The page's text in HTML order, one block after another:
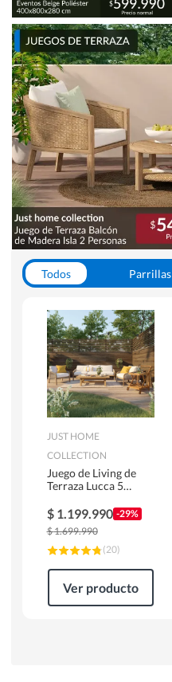
Todos Parrillas
JUST HOME
COLLECTION
Juego de Living de
Terraza Lucca 5
$ 1.199.990 -29%
$1.699.990
(20)
Ver producto